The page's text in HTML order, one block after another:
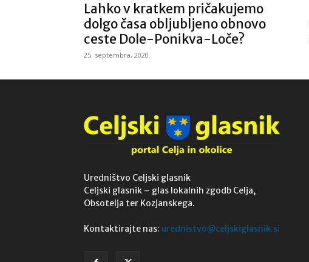
Lahko v kratkem pričakujemo
dolgo časa obljubljeno obnovo
ceste Dole-Ponikva-Loče?
25. septembra, 2020
Uredništvo Celjski glasnik
Celjski glasnik – glas lokalnih zgodb Celja,
Obsotelja ter Kozjanskega.
Kontaktirajte nas: urednistvo@celjskiglasnik.si